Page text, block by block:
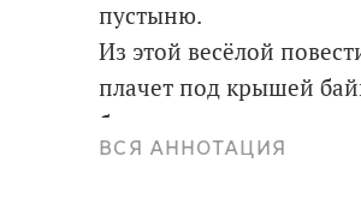
пустыню.
Из этой весёлой
плачет под крышей
будет, если искупаться
место чая, что делать,
ВСЯ АННОТАЦИЯ